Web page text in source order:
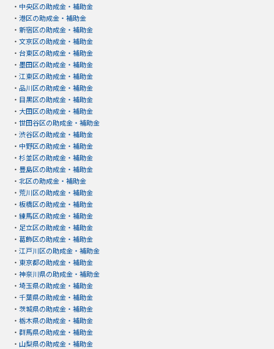
・ 中央区の助成金・補助金
・ 港区の助成金・補助金
・ 新宿区の助成金・補助金
・ 文京区の助成金・補助金
・ 台東区の助成金・補助金
・ 墨田区の助成金・補助金
・ 江東区の助成金・補助金
・ 品川区の助成金・補助金
・ 目黒区の助成金・補助金
・ 大田区の助成金・補助金
・ 世田谷区の助成金・補助金
・ 渋谷区の助成金・補助金
・ 中野区の助成金・補助金
・ 杉並区の助成金・補助金
・ 豊島区の助成金・補助金
・ 北区の助成金・補助金
・ 荒川区の助成金・補助金
・ 板橋区の助成金・補助金
・ 練馬区の助成金・補助金
・ 足立区の助成金・補助金
・ 葛飾区の助成金・補助金
・ 江戸川区の助成金・補助金
・ 東京都の助成金・補助金
・ 神奈川県の助成金・補助金
・ 埼玉県の助成金・補助金
・ 千葉県の助成金・補助金
・ 茨城県の助成金・補助金
・ 栃木県の助成金・補助金
・ 群馬県の助成金・補助金
・ 山梨県の助成金・補助金